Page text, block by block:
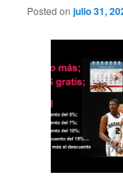
Posted onjulio 31,